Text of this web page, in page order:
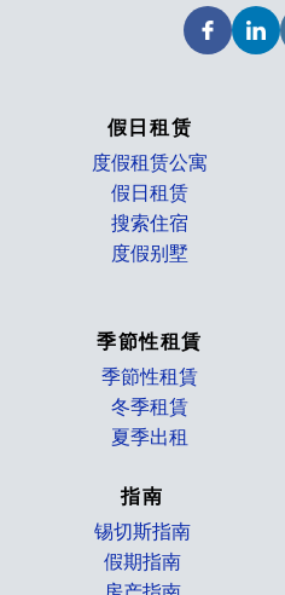
假日租赁
度假租赁公寓
假日租赁
搜索住宿
度假别墅
季節性租賃
季節性租賃
冬季租賃
夏季出租
指南
锡切斯指南
假期指南